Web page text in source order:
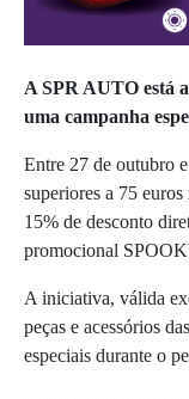
A SPR AUTO está
uma campanha
Entre 27 de outubro
superiores a 75
15% de desconto
promocional
A iniciativa, válida
peças e acessórios
especiais durante o